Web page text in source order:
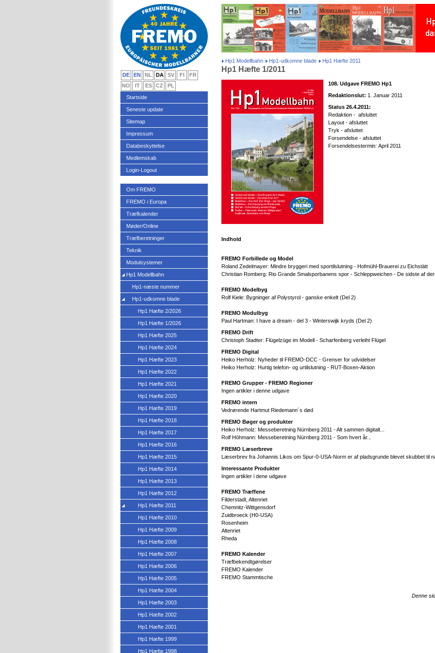
Hp1 Modellbahn Hp1-udkomne blade Hp1 Hæfte 2011
Hp1 Hæfte 1/2011
108. Udgave FREMO Hp1
Redaktionslut: 1. Januar 2011
Status 26.4.2011:
Redaktion - afsluttet
Layout - afsluttet
Tryk - afsluttet
Forsendelse - afsluttet
Forsendelsestermin: April 2011
Indhold
FREMO Forbillede og Model
Roland Zedelmayer: Mindre bryggeri med sportilslutning - Hofmühl-Brauerei zu Eichstätt
Christian Romberg: Rio Grande Smalsporbanens spor - Schleppweichen - De sidste af
FREMO Modelbyg
Rolf Kiele: Bygninger af Polystyrol - ganske enkelt (Del 2)
FREMO Modulbyg
Paul Hartman: I have a dream - del 3 - Winterswijk kryds (Del 2)
FREMO Drift
Christoph Stadter: Flügelzüge im Modell - Scharfenberg verleiht Flügel
FREMO Digital
Heiko Herholz: Nyheder til FREMO-DCC - Grenser for udvidelser
Heiko Herholz: Hurtig telefon- og urtilslutning - RUT-Boxen-Aktion
FREMO Grupper - FREMO Regioner
Ingen artikler i denne udgave
FREMO intern
Vedrørende Hartmut Riedemann´s død
FREMO Bøger og produkter
Heiko Herholz: Messeberetning Nürnberg 2011 - Alt sammen digitalt...
Rolf Höhmann: Messeberetning Nürnberg 2011 - Som hvert år...
FREMO Læserbreve
Læserbrev fra Johannis Likos om Spur-0-USA-Norm er af pladsgrunde blevet skubbet til
Interessante Produkter
Ingen artikler i dene udgave
FREMO Træffene
Filderstadt, Altenriet
Chemnitz-Wittgensdorf
Zuidbroeck (H0-USA)
Rosenheim
Altenriet
Rheda
FREMO Kalender
Træfbekendtgørelser
FREMO Kalender
FREMO Stammtische
Denne
DE EN NL DA SV FI
FR
NO
IT ES CZ
PL
Startside
Seneste update
Sitemap
Impressum
Databeskyttelse
Medlemskab
Login-Logout
Om FREMO
FREMO i Europa
Træfkalender
Møder/Online
Træfberetninger
Teknik
Modulsystemer
Hp1 Modellbahn
Hp1-næste nummer
Hp1-udkomne blade
Hp1 Hæfte 2/2026
Hp1 Hæfte 1/2026
Hp1 Hæfte 2025
Hp1 Hæfte 2024
Hp1 Hæfte 2023
Hp1 Hæfte 2022
Hp1 Hæfte 2021
Hp1 Hæfte 2020
Hp1 Hæfte 2019
Hp1 Hæfte 2018
Hp1 Hæfte 2017
Hp1 Hæfte 2016
Hp1 Hæfte 2015
Hp1 Hæfte 2014
Hp1 Hæfte 2013
Hp1 Hæfte 2012
Hp1 Hæfte 2011
Hp1 Hæfte 2010
Hp1 Hæfte 2009
Hp1 Hæfte 2008
Hp1 Hæfte 2007
Hp1 Hæfte 2006
Hp1 Hæfte 2005
Hp1 Hæfte 2004
Hp1 Hæfte 2003
Hp1 Hæfte 2002
Hp1 Hæfte 2001
Hp1 Hæfte 1999
Hp1 Hæfte 1998